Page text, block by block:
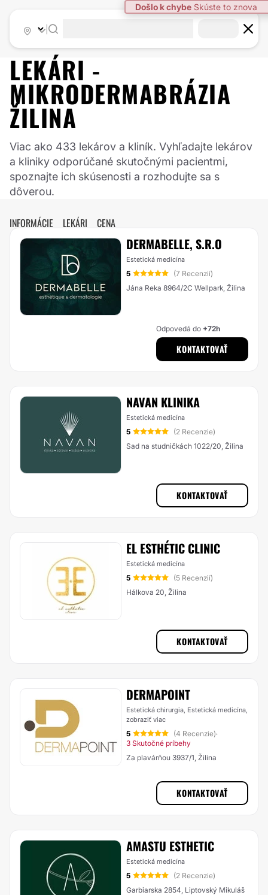
LEKÁRI -
MIKRODERMABRÁZIA
ŽILINA
Viac ako 433 lekárov a kliník. Vyhľadajte lekárov
a kliniky odporúčané skutočnými pacientmi,
spoznajte ich skúsenosti a rozhodujte sa s
dôverou.
INFORMÁCIE LEKÁRI CENA
DERMABELLE, S.R.O
Estetická medicína
5
(7 Recenzií)
Jána Reka 8964/2C Wellpark, Žilina
Odpovedá do +72h
KONTAKTOVAŤ
NAVAN KLINIKA
Estetická medicína
5
(2 Recenzie)
Sad na studničkách 1022/20, Žilina
KONTAKTOVAŤ
EL ESTHÉTIC CLINIC
Estetická medicína
5
(5 Recenzií)
Hálkova 20, Žilina
KONTAKTOVAŤ
DERMAPOINT
Estetická chirurgia, Estetická medicína,
zobraziť viac
5 (4 Recenzie)·
3 Skutočné príbehy
Za plavárňou 3937/1, Žilina
KONTAKTOVAŤ
AMASTU ESTHETIC
Estetická medicína
5
(2 Recenzie)
Garbiarska 2854, Liptovský Mikuláš